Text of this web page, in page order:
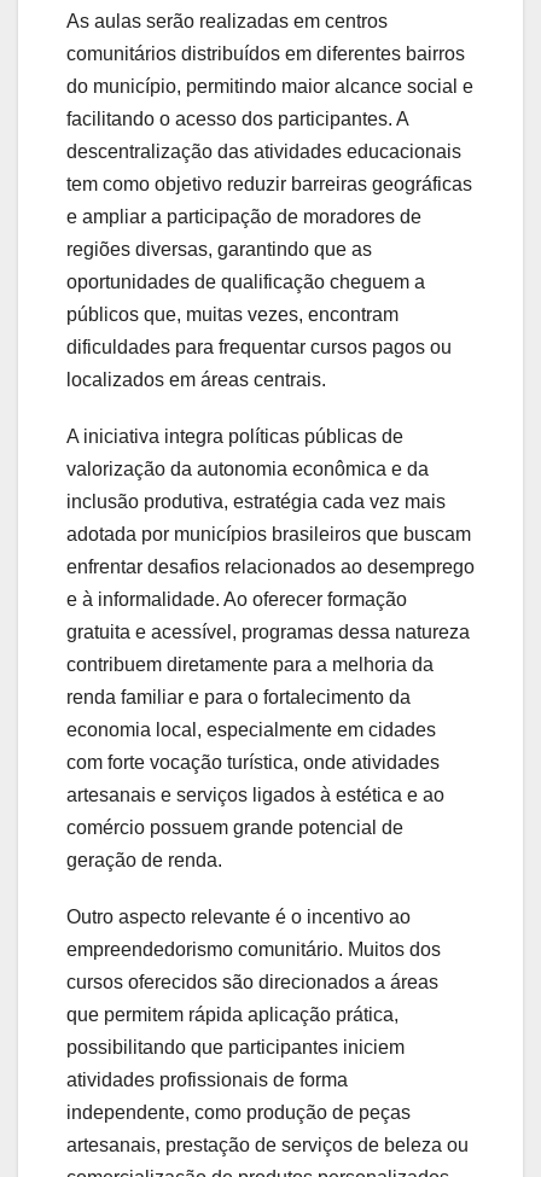
As aulas serão realizadas em centros
comunitários distribuídos em diferentes bairros
do município, permitindo maior alcance social e
facilitando o acesso dos participantes. A
descentralização das atividades educacionais
tem como objetivo reduzir barreiras geográficas
e ampliar a participação de moradores de
regiões diversas, garantindo que as
oportunidades de qualificação cheguem a
públicos que, muitas vezes, encontram
dificuldades para frequentar cursos pagos ou
localizados em áreas centrais.
A iniciativa integra políticas públicas de
valorização da autonomia econômica e da
inclusão produtiva, estratégia cada vez mais
adotada por municípios brasileiros que buscam
enfrentar desafios relacionados ao desemprego
e à informalidade. Ao oferecer formação
gratuita e acessível, programas dessa natureza
contribuem diretamente para a melhoria da
renda familiar e para o fortalecimento da
economia local, especialmente em cidades
com forte vocação turística, onde atividades
artesanais e serviços ligados à estética e ao
comércio possuem grande potencial de
geração de renda.
Outro aspecto relevante é o incentivo ao
empreendedorismo comunitário. Muitos dos
cursos oferecidos são direcionados a áreas
que permitem rápida aplicação prática,
possibilitando que participantes iniciem
atividades profissionais de forma
independente, como produção de peças
artesanais, prestação de serviços de beleza ou